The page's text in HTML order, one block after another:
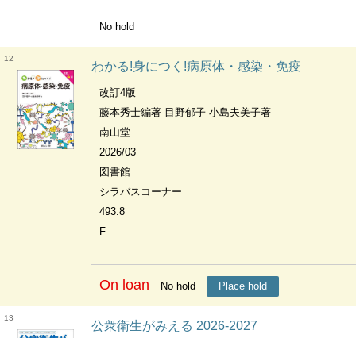
No hold
12
わかる!身につく!病原体・感染・免疫
改訂4版
藤本秀士編著 目野郁子 小島夫美子著
南山堂
2026/03
図書館
シラバスコーナー
493.8
F
On loan No hold Place hold
13
公衆衛生がみえる 2026-2027